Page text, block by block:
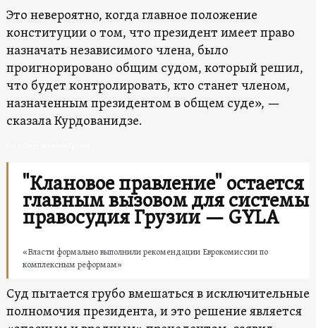
Это невероятно, когда главное положение
конституции о том, что президент имеет право
назначать независимого члена, было
проигнорировано общим судом, который решил,
что будет контролировать, кто станет членом,
назначенным президентом в общем суде», —
сказала Курдованидзе.
"Клановое правление" остается
главным вызовом для системы
правосудия Грузии — GYLA
«Власти формально выполнили рекомендации Еврокомиссии по
комплексным реформам»
Суд пытается грубо вмешаться в исключительные
полномочия президента, и это решение является